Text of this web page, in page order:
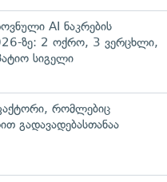
AI ნაკრების
ზე: 2 ოქრო, 3 ვერცხლი,
სიგელი
რომლებიც
გადავადებასთანაა